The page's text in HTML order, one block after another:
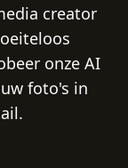
creator
onze AI
foto's in